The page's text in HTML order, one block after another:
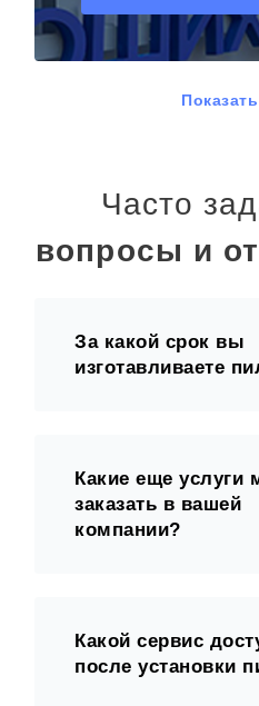
Часто
вопросы и
За какой срок вы
изготавливаете
Какие еще услуги
заказать в вашей
компании?
Какой сервис
после установки